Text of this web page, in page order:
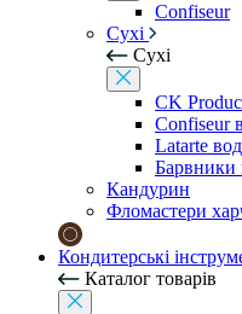
Confiseur
Сухі
Сухі
CK
Confiseur
Latarte
Барвники
Кандурин
Фломастери
Кондитерські
Каталог товарів